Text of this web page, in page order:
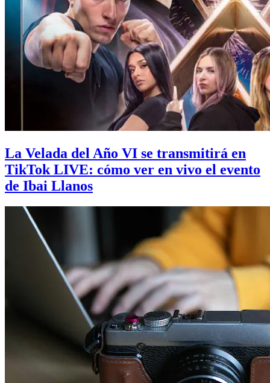
La Velada del Año VI se transmitirá en
TikTok LIVE: cómo ver en vivo el evento
de Ibai Llanos